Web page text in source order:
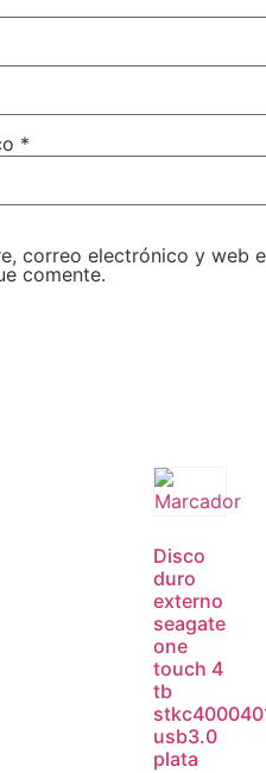
*
correo electrónico y web
comente.
Disco
duro
externo
seagate
one
touch 4
tb
usb3.0
plata